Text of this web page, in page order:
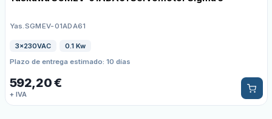
Yas.SGMEV-01ADA61
3x230VAC
0.1 Kw
Plazo de entrega estimado: 10 días
592,20€
+ IVA